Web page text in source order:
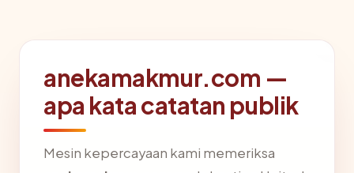
anekamakmur.com —
apa kata catatan publik
Mesin kepercayaan kami memeriksa